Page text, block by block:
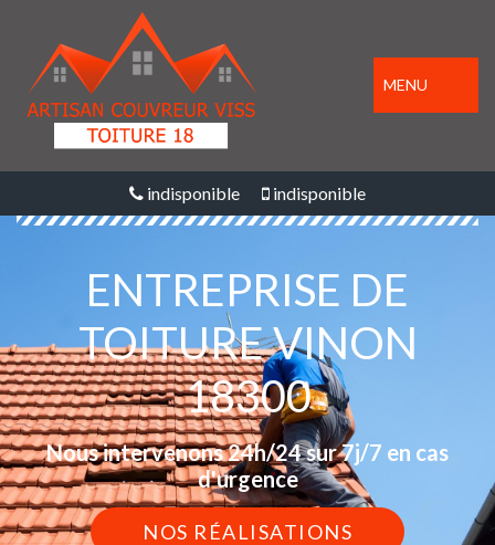
MENU
indisponible indisponible
ENTREPRISE DE
TOITURE VINON
18300
Nous intervenons 24h/24 sur 7j/7 en cas
d'urgence
NOS RÉALISATIONS